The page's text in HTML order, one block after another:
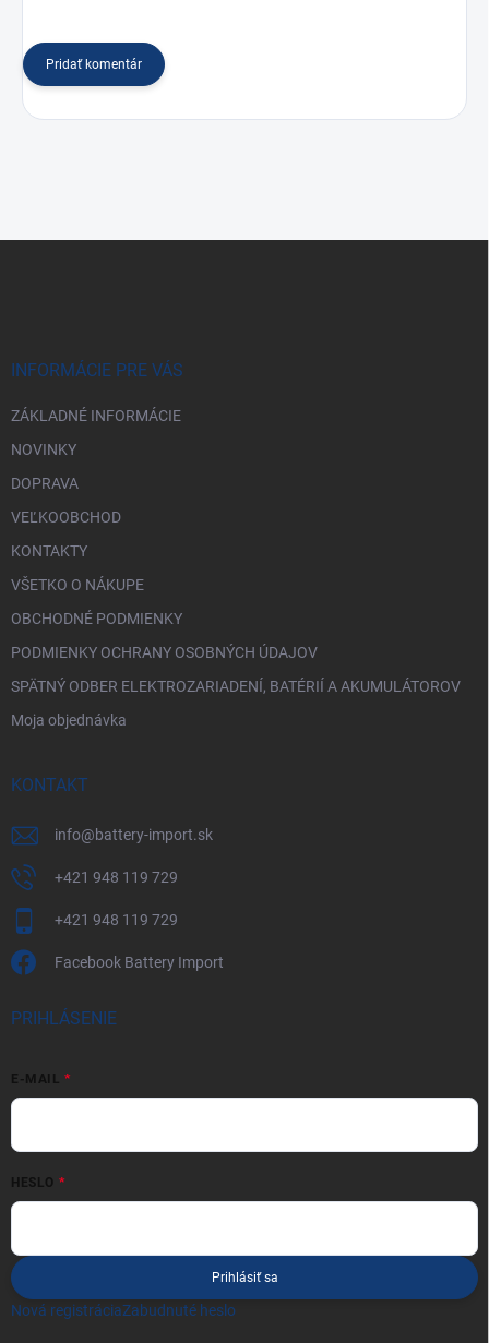
Pridať komentár
INFORMÁCIE PRE VÁS
ZÁKLADNÉ INFORMÁCIE
NOVINKY
DOPRAVA
VEĽKOOBCHOD
KONTAKTY
VŠETKO O NÁKUPE
OBCHODNÉ PODMIENKY
PODMIENKY OCHRANY OSOBNÝCH ÚDAJOV
SPÄTNÝ ODBER ELEKTROZARIADENÍ, BATÉRIÍ A AKUMULÁTOROV
Moja objednávka
KONTAKT
info@battery-import.sk
+421 948 119 729
+421 948 119 729
Facebook Battery Import
PRIHLÁSENIE
E-MAIL
HESLO
Prihlásiť sa
Nová registráciaZabudnuté heslo